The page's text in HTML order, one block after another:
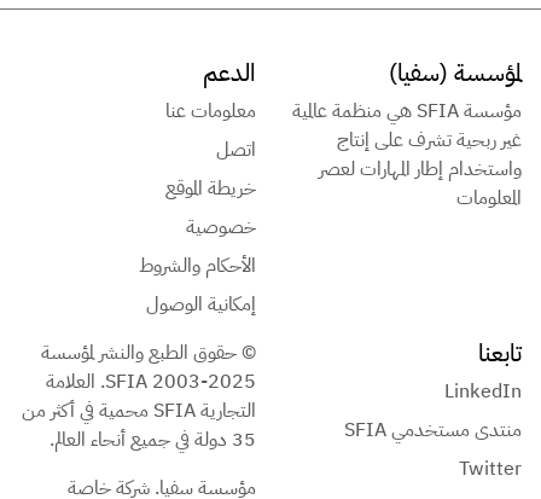
لمؤسسة (سفيا)
مؤسسة SFIA هي منظمة عالمية
غير ربحية تشرف على إنتاج
واستخدام إطار المهارات لعصر
المعلومات
الدعم
معلومات عنا
اتصل
خريطة الموقع
خصوصية
الأحكام والشروط
إمكانية الوصول
تابعنا
LinkedIn
منتدى مستخدمي SFIA
Twitter
© حقوق الطبع والنشر لمؤسسة
SFIA 2003-2025. العلامة
التجارية SFIA محمية في أكثر من
35 دولة في جميع أنحاء العالم.
مؤسسة سفيا. شركة خاصة